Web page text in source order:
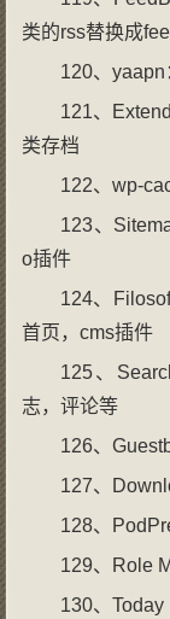
类的rss替换成
120、
121、
类存档
122、wp-
123、
o插件
124、
首页，cms插件
125、
志，评论等
126、
127、
128、
129、Role
130、